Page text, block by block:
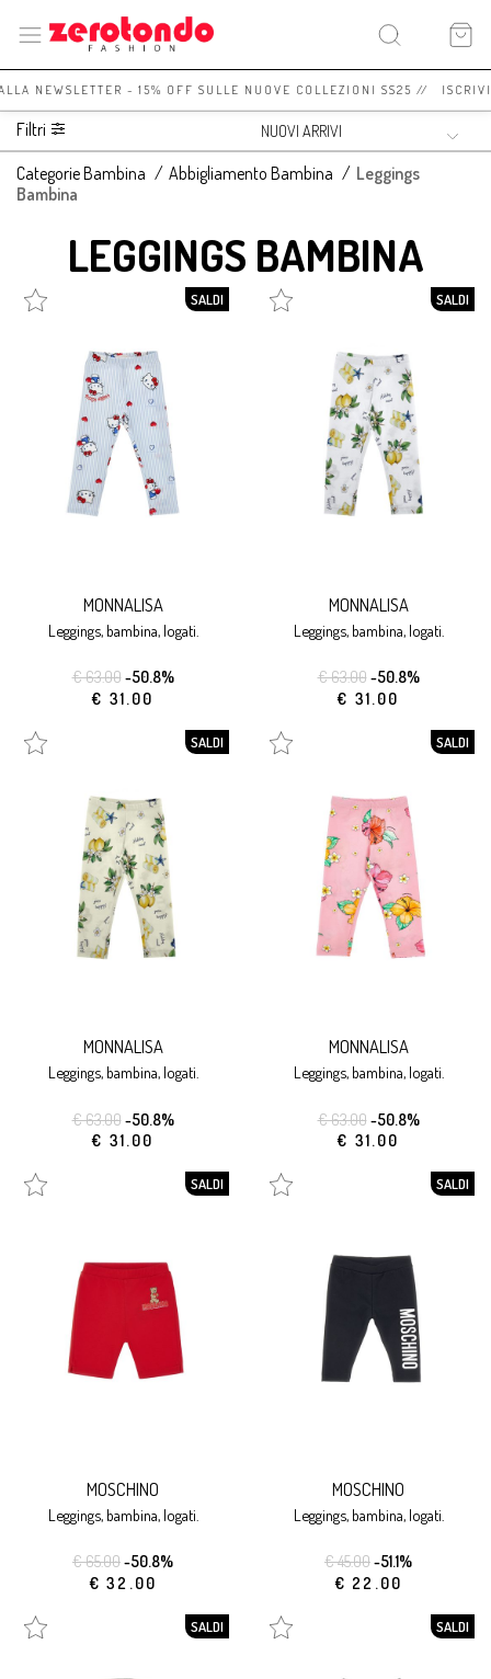
NEWSLETTER - 15% OFF SULLE NUOVE COLLEZIONI SS25 //
Filtri
Categorie Bambina / Abbigliamento Bambina / Leggings
Bambina
LEGGINGS BAMBINA
SALDI
MONNALISA
leggings, bambina, logati.
€ 63.00-50.8%
€ 31.00
SALDI
MONNALISA
leggings, bambina, logati.
€ 63.00-50.8%
€ 31.00
SALDI
MONNALISA
leggings, bambina, logati.
€ 63.00-50.8%
€ 31.00
SALDI
MONNALISA
leggings, bambina, logati.
€ 63.00-50.8%
€ 31.00
SALDI
MOSCHINO
leggings, bambina, logati.
€ 65.00-50.8%
€ 32.00
SALDI
MOSCHINO
leggings, bambina, logati.
€ 45.00-51.1%
€ 22.00
SALDI SALDI